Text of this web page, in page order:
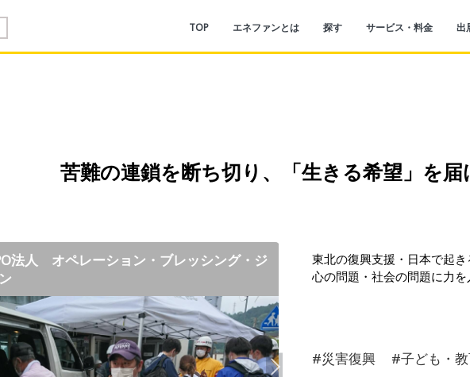
TOP エネファンとは 探す サービス・料金 出
苦難の連鎖を断ち切り、「生きる希望」を届
法人 オペレーション・ブレッシング・ジ
法人 オペレーション・ブレッシング・ジ
法人 オペレーション・ブレッシング・ジ
法人 オペレーション・ブレッシング・ジ
東北の復興支援・日本で起
心の問題・社会の問題に力
#災害復興 #子ども・